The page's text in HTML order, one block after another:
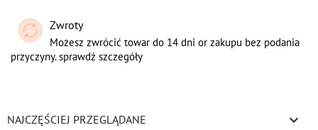
Zwroty
Możesz zwrócić towar do 14 dni or zakupu bez podania
przyczyny. sprawdź szczegóły
NAJCZĘŚCIEJ PRZEGLĄDANE 